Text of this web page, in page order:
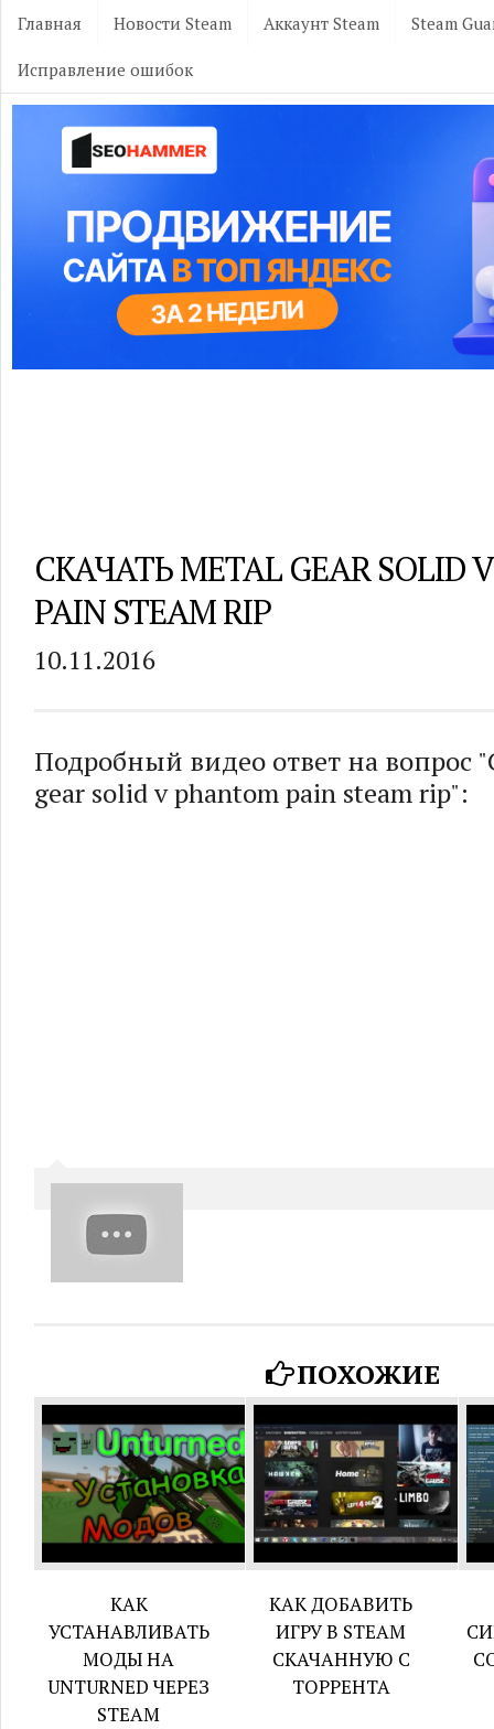
Главная Новости Steam Аккаунт Steam Steam
Исправление ошибок
СКАЧАТЬ METAL GEAR SOLID
PAIN STEAM RIP
10.11.2016
Подробный видео ответ на вопрос
gear solid v phantom pain steam rip":
ПОХОЖИЕ
КАК
УСТАНАВЛИВАТЬ
МОДЫ НА
UNTURNED ЧЕРЕЗ
STEAM
КАК ДОБАВИТЬ
ИГРУ В STEAM
СКАЧАННУЮ С
ТОРРЕНТА